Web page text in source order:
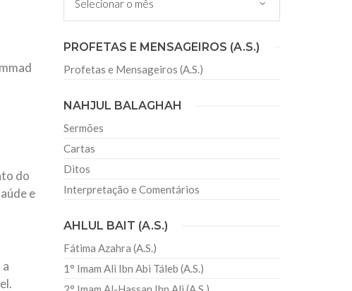
os irmãos e irmãs um novo
Brasil recebe o ex-ministro das
da República Islâmica do Irã
03 de Abril, o Centro Islâmico no Brasil recebeu em sua
ministro das Relações Exteriores da República Islâmica
que encontra-se visitando
do
e
PROFETAS E MENSAGEIROS (A.S.)
Profetas e Mensageiros (A.S.)
NAHJUL BALAGHAH
Sermões
Cartas
Ditos
Interpretação e Comentários
AHLUL BAIT (A.S.)
Fátima Azahra (A.S.)
1° Imam Ali Ibn Abi Táleb (A.S.)